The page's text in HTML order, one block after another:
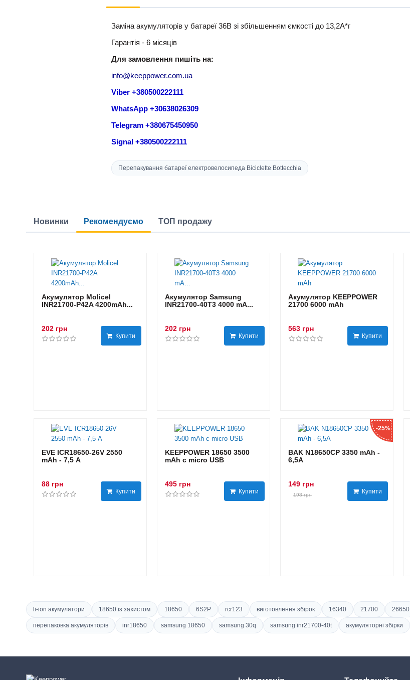
Заміна акумуляторів у батареї 36В зі збільшенням ємкості до 13,2А*г
Гарантія - 6 місяців
Для замовлення пишіть на:
info@keeppower.com.ua
Viber +380500222111
WhatsApp +30638026309
Telegram +380675450950
Signal +380500222111
Перепакування батареї електровелосипеда Biciclette Bottecchia
Новинки Рекомендуємо ТОП продажу
Акумулятор Molicel
INR21700-P42A 4200mAh...
202 грн
Купити
Акумулятор Samsung
INR21700-40T3 4000 mA...
202 грн
Купити
Акумулятор KEEPPOWER
21700 6000 mAh
563 грн
Купити
EVE ICR18650-26V 2550
mAh - 7,5 А
88 грн
Купити
KEEPPOWER 18650 3500
mAh с micro USB
495 грн
Купити
-25%
BAK N18650CP 3350 mAh -
6,5А
149 грн
198 грн Купити
li-ion акумулятори 18650 із захистом 18650 6S2P rcr123 виготовлення збірок 16340 21700 26650
перепаковка акумуляторів inr18650 samsung 18650 samsung 30q samsung inr21700-40t акумуляторні збірки